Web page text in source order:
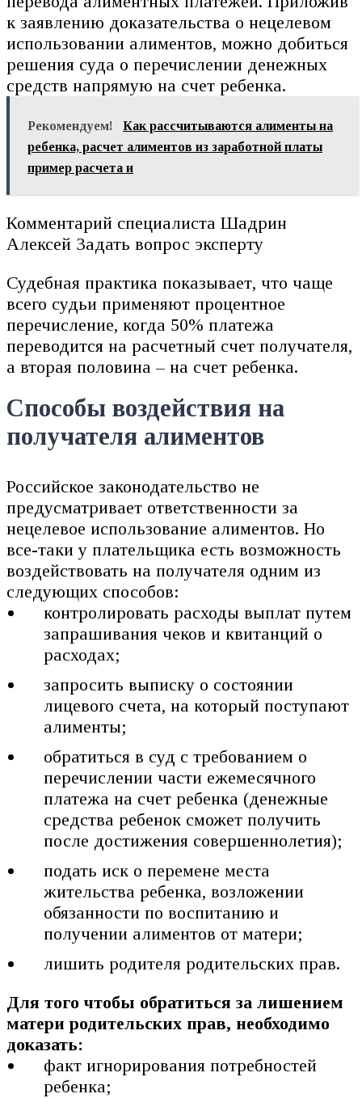
к заявлению доказательства о нецелевом
использовании алиментов, можно добиться
решения суда о перечислении денежных
средств напрямую на счет ребенка.
Рекомендуем!
Как рассчитываются алименты на
ребенка, расчет алиментов из заработной платы
пример расчета и
Комментарий специалиста Шадрин
Алексей Задать вопрос эксперту
Судебная практика показывает, что чаще
всего судьи применяют процентное
перечисление, когда 50% платежа
переводится на расчетный счет получателя,
а вторая половина – на счет ребенка.
Способы воздействия на
получателя алиментов
Российское законодательство не
предусматривает ответственности за
нецелевое использование алиментов. Но
все-таки у плательщика есть возможность
воздействовать на получателя одним из
следующих способов:
контролировать расходы выплат путем
запрашивания чеков и квитанций о
расходах;
запросить выписку о состоянии
лицевого счета, на который поступают
алименты;
обратиться в суд с требованием о
перечислении части ежемесячного
платежа на счет ребенка (денежные
средства ребенок сможет получить
после достижения совершеннолетия);
подать иск о перемене места
жительства ребенка, возложении
обязанности по воспитанию и
получении алиментов от матери;
лишить родителя родительских прав.
Для того чтобы обратиться за лишением
матери родительских прав, необходимо
доказать:
факт игнорирования потребностей
ребенка;